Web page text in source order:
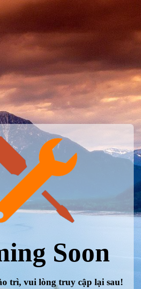
Soon
trì, vui lòng truy cập lại sau!